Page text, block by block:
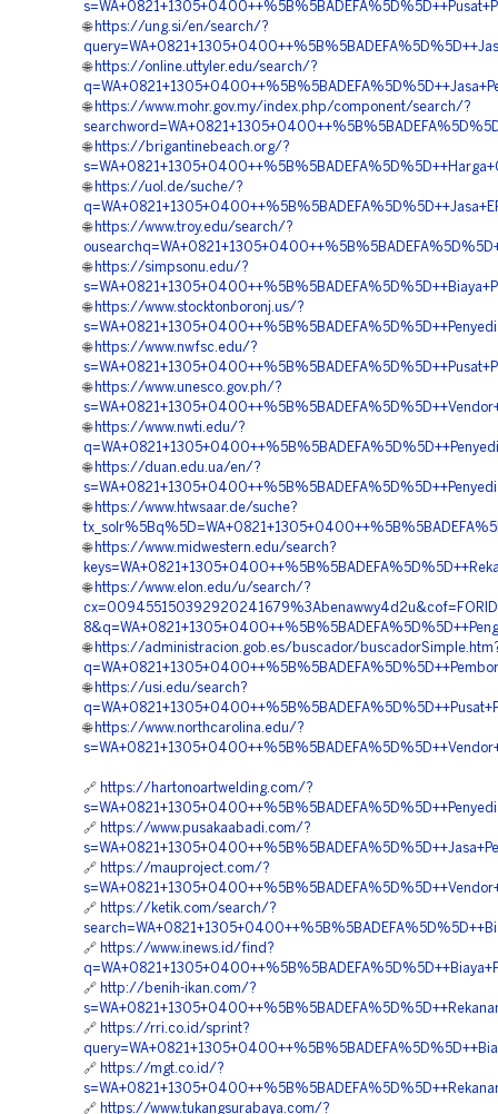
🌐 https://ung.si/en/search/?
🌐 https://online.uttyler.edu/search/?
🌐 https://www.mohr.gov.my/index.php/component/search/?
🌐 https://brigantinebeach.org/?
🌐 https://uol.de/suche/?
🌐 https://www.troy.edu/search/?
🌐 https://simpsonu.edu/?
🌐 https://www.stocktonboronj.us/?
🌐 https://www.nwfsc.edu/?
🌐 https://www.unesco.gov.ph/?
🌐 https://www.nwti.edu/?
🌐 https://duan.edu.ua/en/?
🌐 https://www.htwsaar.de/suche?
🌐 https://www.midwestern.edu/search?
🌐 https://www.elon.edu/u/search/?
🌐 https://administracion.gob.es/buscador/
🌐 https://usi.edu/search?
🌐 https://www.northcarolina.edu/?
🔗 https://hartonoartwelding.com/?
🔗 https://www.pusakaabadi.com/?
🔗 https://mauproject.com/?
🔗 https://ketik.com/search/?
🔗 https://www.inews.id/find?
🔗 http://benih-ikan.com/?
🔗 https://rri.co.id/sprint?
🔗 https://mgt.co.id/?
🔗 https://www.tukangsurabaya.com/?